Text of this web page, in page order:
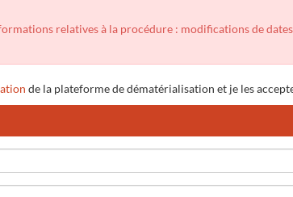
relatives à la procédure : modifications de
de la plateforme de dématérialisation et je les